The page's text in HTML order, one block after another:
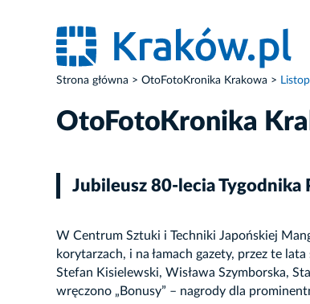
Strona główna OtoFotoKronika Krakowa
OtoFotoKronika
Jubileusz 80-lecia Tygodnika
W Centrum Sztuki i Techniki Japońskiej
korytarzach, i na łamach gazety, przez te
Stefan Kisielewski, Wisława Szymborska,
wręczono „Bonusy” – nagrody dla